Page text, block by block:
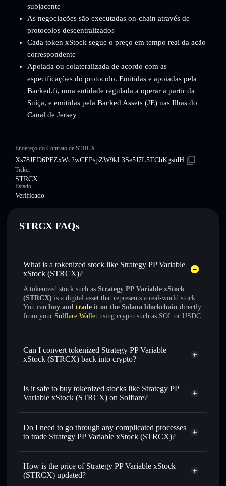
subjacente
As negociações são executadas on-chain através de
protocolos descentralizados
Cada token xStock segue o preço em tempo real da ação
correspondente
Apoiada ou colateralizada de acordo com as
especificações do protocolo. Emitidas e apoiadas pela
Backed.fi, uma entidade regulada a operar a partir da
Suíça, e emitidas pela Backed Assets (JE) nas Ilhas do
Canal de Jersey
Endereço do Contrato de STRCX
Xs78JED6PFZxWc2wCEPspZW9kL3Se5J7L5TChKgsidH
Ticker
STRCX
Estado
Verificado
STRCX FAQs
What is a tokenized stock like Strategy PP Variable
xStock (STRCX)?
A tokenized stock such as Strategy PP Variable xStock
(STRCX) is a digital asset that represents a real-world stock.
You can buy and trade it on the Solana blockchain directly
from your Solflare Wallet using crypto such as SOL or USDC.
Can I convert tokenized Strategy PP Variable
xStock (STRCX) back into crypto?
Strategy PP Variable xStock
Is it safe to buy tokenized stocks like Strategy PP
Variable xStock (STRCX) on Solflare?
1:1 backed,
Do I need to go through any complicated processes
to trade Strategy PP Variable xStock (STRCX)?
How is the price of Strategy PP Variable xStock
(STRCX) updated?